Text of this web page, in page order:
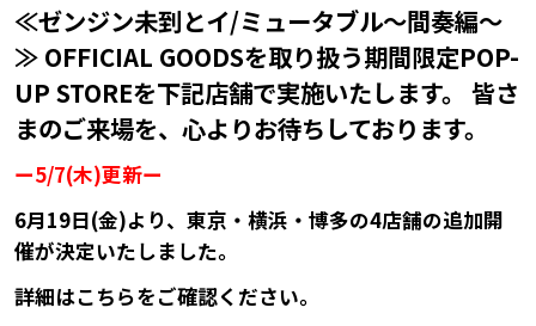
≪ゼンジン未到とイ/ミュータブル～間奏編～
≫ OFFICIAL GOODSを取り扱う期間限定POP-
UP STOREを下記店舗で実施いたします。 皆さ
まのご来場を、心よりお待ちしております。
ー5/7(木)更新ー
6月19日(金)より、東京・横浜・博多の4店舗の追加開
催が決定いたしました。
詳細はこちらをご確認ください。